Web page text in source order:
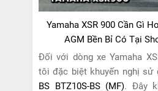
Yamaha XSR 900 Cần Gì
AGM Bền Bỉ Có Tại
Đối với dòng xe Yamaha
tôi đặc biệt khuyến nghị sử
BS BTZ10S-BS (MF). Đây